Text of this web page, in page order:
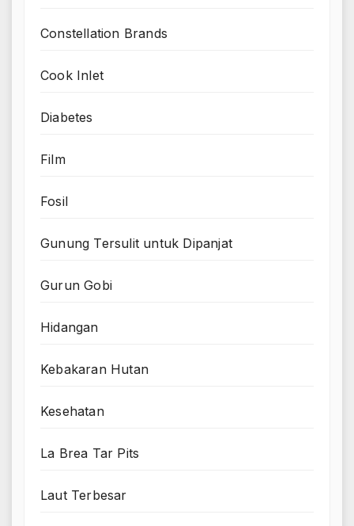
Constellation Brands
Cook Inlet
Diabetes
Film
Fosil
Gunung Tersulit untuk Dipanjat
Gurun Gobi
Hidangan
Kebakaran Hutan
Kesehatan
La Brea Tar Pits
Laut Terbesar